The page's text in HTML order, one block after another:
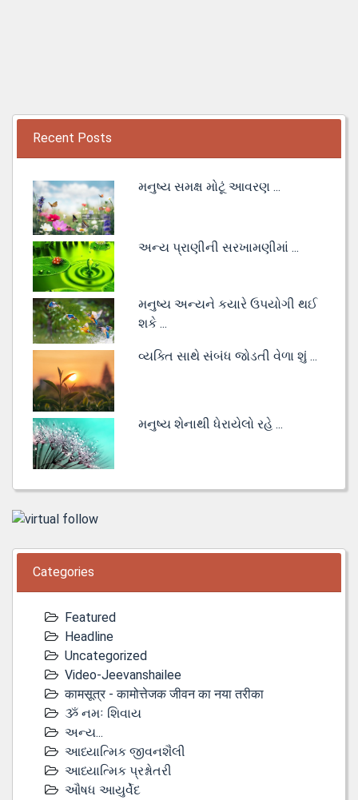
Recent Posts
મનુષ્ય સમક્ષ મોટૂં આવરણ ...
અન્ય પ્રાણીની સરખામણીમાં ...
મનુષ્ય અન્યને કયારે ઉપયોગી થઈ
શકે ...
વ્યક્તિ સાથે સંબંધ જોડતી વેળા શું ...
મનુષ્ય શેનાથી ધેરાયેલો રહે ...
Categories
Featured
Headline
Uncategorized
Video-Jeevanshailee
कामसूत्र - कामोत्तेजक जीवन का नया तरीका
ૐ નમઃ શિવાય
અન્ય...
આધ્યાત્મિક જીવનશૈલી
આધ્યાત્મિક પ્રશ્નોતરી
ઔષધ આયુર્વેદ